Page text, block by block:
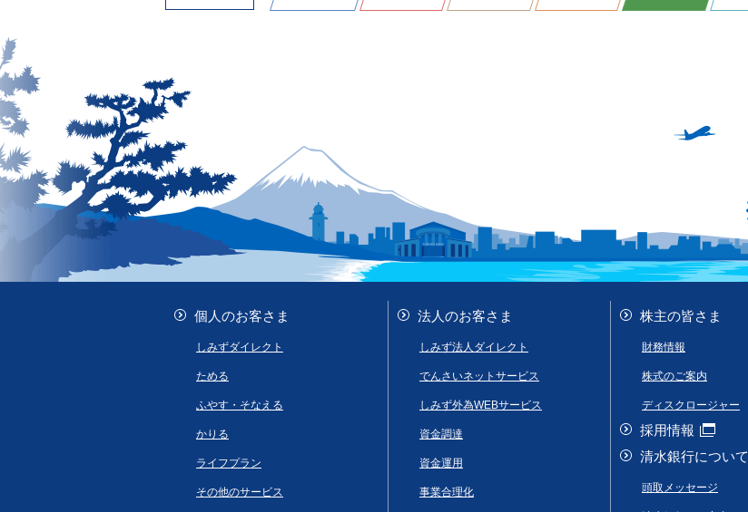
個人のお客さま
しみずダイレクト
ためる
ふやす・そなえる
かりる
ライフプラン
その他のサービス
法人のお客さま
しみず法人ダイレクト
でんさいネットサービス
しみず外為WEBサービス
資金調達
資金運用
事業合理化
株主の皆さま
財務情報
株式のご案内
ディスクロージャー
採用情報
清水銀行について
頭取メッセージ